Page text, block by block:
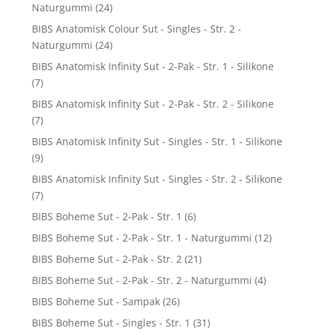
Naturgummi (24)
BIBS Anatomisk Colour Sut - Singles - Str. 2 -
Naturgummi (24)
BIBS Anatomisk Infinity Sut - 2-Pak - Str. 1 - Silikone
(7)
BIBS Anatomisk Infinity Sut - 2-Pak - Str. 2 - Silikone
(7)
BIBS Anatomisk Infinity Sut - Singles - Str. 1 - Silikone
(9)
BIBS Anatomisk Infinity Sut - Singles - Str. 2 - Silikone
(7)
BIBS Boheme Sut - 2-Pak - Str. 1 (6)
BIBS Boheme Sut - 2-Pak - Str. 1 - Naturgummi (12)
BIBS Boheme Sut - 2-Pak - Str. 2 (21)
BIBS Boheme Sut - 2-Pak - Str. 2 - Naturgummi (4)
BIBS Boheme Sut - Sampak (26)
BIBS Boheme Sut - Singles - Str. 1 (31)